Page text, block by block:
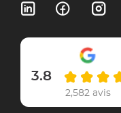
3.8
2,582 avis